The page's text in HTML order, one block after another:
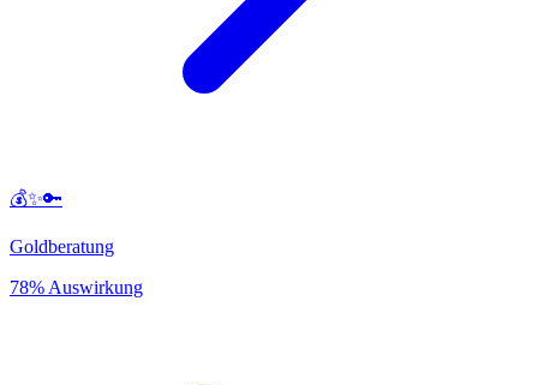
💰✨🔑
Goldberatung
78% Auswirkung